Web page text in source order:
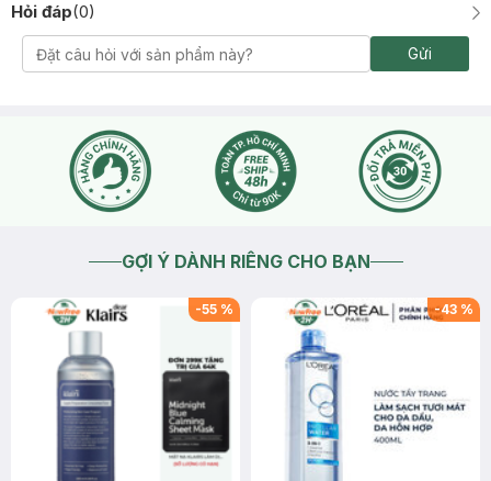
Hỏi đáp(0)
Gửi
GỢI Ý DÀNH RIÊNG CHO BẠN
-55 % -43 %